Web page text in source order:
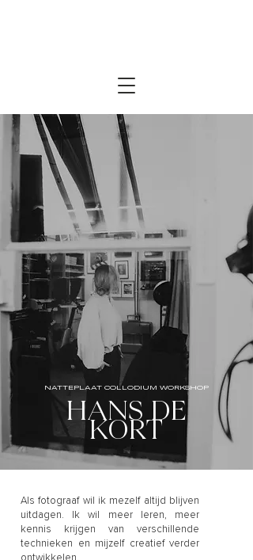
NATTEPLAAT COLLODIUM WORKSHOP
HANS DE
KORT
Als fotograaf wil ik mezelf altijd blijven
uitdagen. Ik wil meer leren, meer
kennis krijgen van verschillende
technieken en mijzelf creatief verder